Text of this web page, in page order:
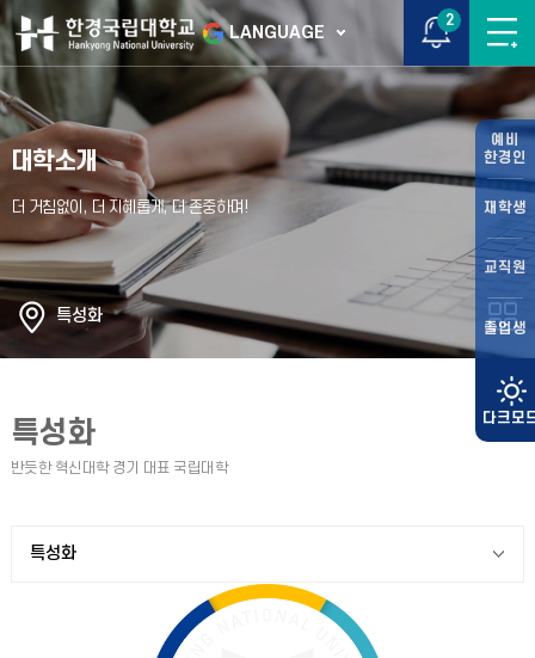
LANGUAGE
2
예비
한경인
재학생
교직원
졸업생
대학소개
특성화
특성화
특성화